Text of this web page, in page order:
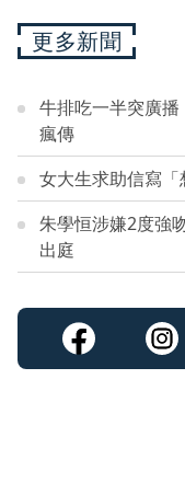
更多新聞
牛排吃一半突廣
瘋傳
女大生求助信寫
朱學恒涉嫌2度強
出庭